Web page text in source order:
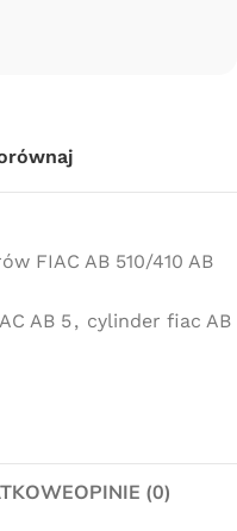
FIAC AB 510/410 AB
AB 5, cylinder fiac AB
OPINIE (0)